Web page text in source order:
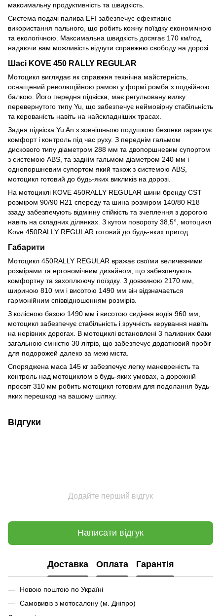
максимальну продуктивність та швидкість.
Система подачі палива EFI забезпечує ефективне
використання пального, що робить кожну поїздку економічною
та екологічною. Максимальна швидкість досягає 170 км/год,
надаючи вам можливість відчути справжню свободу на дорозі.
Шасі KOVE 450 RALLY REGULAR
Мотоцикл виглядає як справжня технічна майстерність,
оснащений революційною рамою у формі ромба з подвійною
балкою. Його передня підвіска, має регульовану вилку
перевернутого типу Yu, що забезпечує неймовірну стабільність
та керованість навіть на найскладніших трасах.
Задня підвіска Yu An з зовнішньою подушкою безпеки гарантує
комфорт і контроль під час руху. З переднім гальмом
дискового типу діаметром 288 мм та двопоршневим супортом
з системою ABS, та заднім гальмом діаметром 240 мм і
однопоршневим супортом який також з системою ABS,
мотоцикл готовий до будь-яких викликів на дорозі.
На мотоциклі KOVE 450RALLY REGULAR шини бренду CST
розміром 90/90 R21 спереду та шина розміром 140/80 R18
ззаду забезпечують відмінну стійкість та зчеплення з дорогою
навіть на складних ділянках. З кутом повороту 38,5°, мотоцикл
Kove 450RALLY REGULAR готовий до будь-яких пригод.
Габарити
Мотоцикл 450RALLY REGULAR вражає своїми величезними
розмірами та ергономічним дизайном, що забезпечують
комфортну та захоплюючу поїздку. З довжиною 2170 мм,
шириною 810 мм і висотою 1490 мм він відзначається
гармонійним співвідношенням розмірів.
З колісною базою 1490 мм і висотою сидіння водія 960 мм,
мотоцикл забезпечує стабільність і зручність керування навіть
на нерівних дорогах. В мотоциклі встановлені 3 паливних баки
загальною ємністю 30 літрів, що забезпечує додатковий пробіг
для подорожей далеко за межі міста.
Споряджена маса 145 кг забезпечує легку маневреність та
контроль над мотоциклом в будь-яких умовах, а дорожній
просвіт 310 мм робить мотоцикл готовим для подолання будь-
яких перешкод на вашому шляху.
Відгуки
Додайте перший відгук
Написати відгук
Доставка Оплата Гарантія
Новою поштою по Україні
Самовивіз з мотосалону (м. Дніпро)